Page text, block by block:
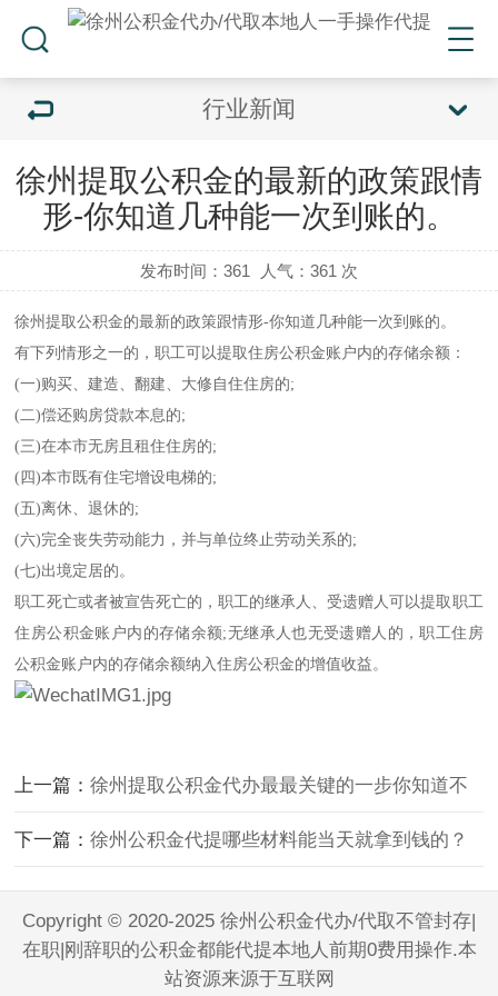
行业新闻
徐州提取公积金的最新的政策跟情
形-你知道几种能一次到账的。
发布时间：361 人气： 361 次
徐州提取公积金的最新的政策跟情形-你知道几种能一次到账的。
有下列情形之一的，职工可以提取住房公积金账户内的存储余额：
(一)购买、建造、翻建、大修自住住房的;
(二)偿还购房贷款本息的;
(三)在本市无房且租住住房的;
(四)本市既有住宅增设电梯的;
(五)离休、退休的;
(六)完全丧失劳动能力，并与单位终止劳动关系的;
(七)出境定居的。
职工死亡或者被宣告死亡的，职工的继承人、受遗赠人可以提取职工
住房公积金账户内的存储余额;无继承人也无受遗赠人的，职工住房
公积金账户内的存储余额纳入住房公积金的增值收益。
上一篇：徐州提取公积金代办最最关键的一步你知道不
下一篇：徐州公积金代提哪些材料能当天就拿到钱的？
Copyright © 2020-2025 徐州公积金代办/代取不管封存|
在职|刚辞职的公积金都能代提本地人前期0费用操作.本
站资源来源于互联网